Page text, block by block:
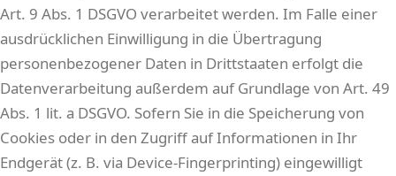
Art. 9 Abs. 1 DSGVO verarbeitet werden. Im Falle einer
ausdrücklichen Einwilligung in die Übertragung
personenbezogener Daten in Drittstaaten erfolgt die
Datenverarbeitung außerdem auf Grundlage von Art. 49
Abs. 1 lit. a DSGVO. Sofern Sie in die Speicherung von
Cookies oder in den Zugriff auf Informationen in Ihr
Endgerät (z. B. via Device-Fingerprinting) eingewilligt